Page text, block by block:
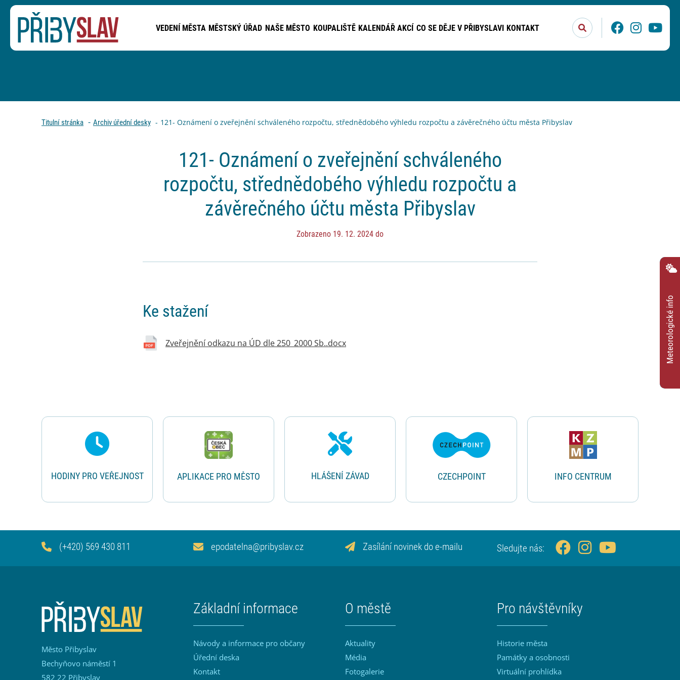
Meteorologické info
Stisknutím tlačítka Enter
Facebook
Instagram
VEDENÍ MĚSTA MĚSTSKÝ ÚŘAD NAŠE MĚSTO KOUPALIŠTĚ KALENDÁŘ AKCÍ CO SE DĚJE V PŘIBYSLAVI KONTAKT
Drobečková navigace
Titulní stránka Archiv úřední desky 121- Oznámení o zveřejnění schváleného rozpočtu, střednědobého výhledu rozpočtu a závěrečného účtu města Přibyslav
121- Oznámení o zveřejnění schváleného
rozpočtu, střednědobého výhledu rozpočtu a
závěrečného účtu města Přibyslav
Zobrazeno 19. 12. 2024 do
Ke stažení
Zveřejnění odkazu na ÚD dle 250_2000 Sb..docx
Rychlé odkazy
HODINY PRO VEŘEJNOST APLIKACE PRO MĚSTO HLÁŠENÍ ZÁVAD CZECHPOINT INFO CENTRUM
(+420) 569 430 811 epodatelna@pribyslav.cz Zasílání novinek do e-mailu Sledujte nás:
Město Přibyslav
Bechyňovo náměstí 1
582 22 Přibyslav
Základní informace
Návody a informace pro občany
Úřední deska
Kontakt
O městě
Aktuality
Média
Fotogalerie
Pro návštěvníky
Historie města
Památky a osobnosti
Virtuální prohlídka